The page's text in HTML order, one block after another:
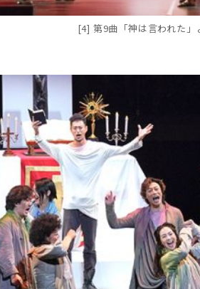
[4] 第9曲「神は言われた」